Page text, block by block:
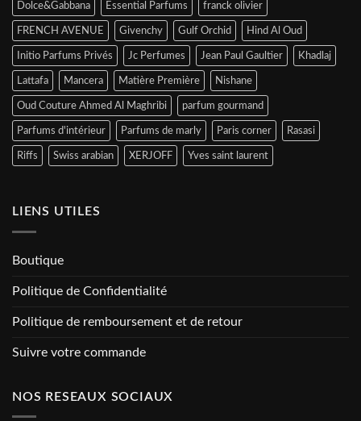
Dolce&Gabbana Essential Parfums franck olivier
FRENCH AVENUE Givenchy Gulf Orchid Hind Al Oud
Initio Parfums Privés Jc Perfumes Jean Paul Gaultier Khadlaj
Lattafa Mancera Matière Première Nishane
Oud Couture Ahmed Al Maghribi parfum gourmand
Parfums d'intérieur Parfums de marly Paris corner Rasasi
Riffs Swiss arabian XERJOFF Yves saint laurent
LIENS UTILES
Boutique
Politique de Confidentialité
Politique de remboursement et de retour
Suivre votre commande
NOS RESEAUX SOCIAUX